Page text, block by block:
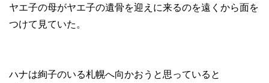
ヤエ子の母がヤエ子の遺骨を迎えに来るのを遠くから面を
つけて見ていた。
ハナは絢子のいる札幌へ向かおうと思っていると